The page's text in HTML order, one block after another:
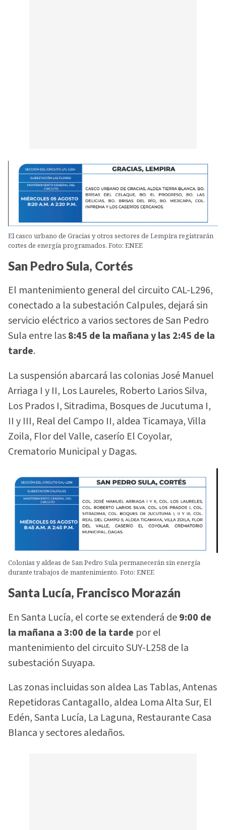
El casco urbano de Gracias y otros sectores de Lempira registrarán
cortes de energía programados. Foto: ENEE
San Pedro Sula, Cortés
El mantenimiento general del circuito CAL-L296,
conectado a la subestación Calpules, dejará sin
servicio eléctrico a varios sectores de San Pedro
Sula entre las8:45 de la mañana y las 2:45 de la
tarde.
La suspensión abarcará las colonias José Manuel
Arriaga I y II, Los Laureles, Roberto Larios Silva,
Los Prados I, Sitradima, Bosques de Jucutuma I,
II y III, Real del Campo II, aldea Ticamaya, Villa
Zoila, Flor del Valle, caserío El Coyolar,
Crematorio Municipal y Dagas.
Colonias y aldeas de San Pedro Sula permanecerán sin energía
durante trabajos de mantenimiento. Foto: ENEE
Santa Lucía, Francisco Morazán
En Santa Lucía, el corte se extenderá de9:00 de
la mañana a 3:00 de la tarde por el
mantenimiento del circuito SUY-L258 de la
subestación Suyapa.
Las zonas incluidas son aldea Las Tablas, Antenas
Repetidoras Cantagallo, aldea Loma Alta Sur, El
Edén, Santa Lucía, La Laguna, Restaurante Casa
Blanca y sectores aledaños.